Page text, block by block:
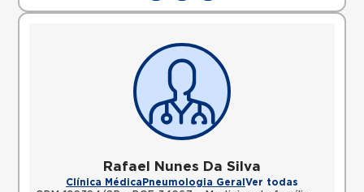
Rafael Nunes Da Silva
Clínica Médica Pneumologia Geral Ver todas